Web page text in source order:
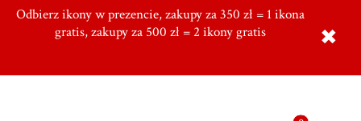
Odbierz ikony w prezencie, zakupy za 350 zł = 1 ikona
gratis, zakupy za 500 zł = 2 ikony gratis
Tworzymy od ponad 10 lat w Ręcznie, Ponad 5000
zadowolonych klientów,Dołącz do naszej grupy! ✖